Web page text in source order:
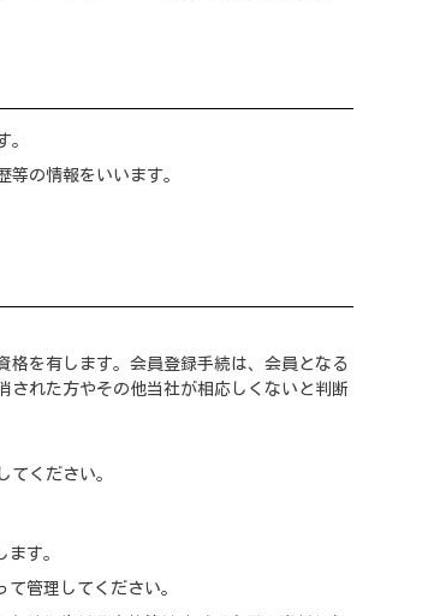
。
等の情報をいいます。
格を有します。会員登録手続は、会員となる
された方やその他当社が相応しくないと判断
ください。
す。
管理してください。